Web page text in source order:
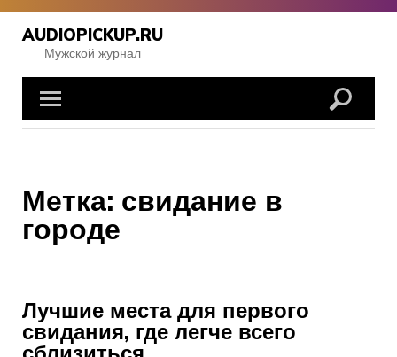
Перейти
содержимому
AUDIOPICKUP.RU
Мужской журнал
Метка: свидание в
городе
Лучшие места для первого
свидания, где легче всего